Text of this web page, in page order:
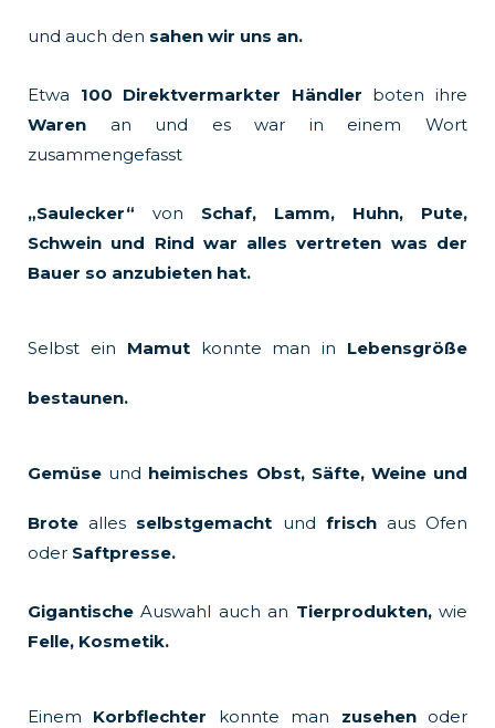
und auch den sahen wir uns an.
Etwa 100 Direktvermarkter Händler boten ihre
Waren an und es war in einem Wort
zusammengefasst
„Saulecker“ von Schaf, Lamm, Huhn, Pute,
Schwein und Rind war alles vertreten was der
Bauer so anzubieten hat.
Selbst ein Mamut konnte man in Lebensgröße
bestaunen.
Gemüse und heimisches Obst, Säfte, Weine und
Brote alles selbstgemacht und frischaus Ofen
oder Saftpresse.
Gigantische Auswahl auch an Tierprodukten,wie
Felle, Kosmetik.
Einem Korbflechter konnte man zusehenoder